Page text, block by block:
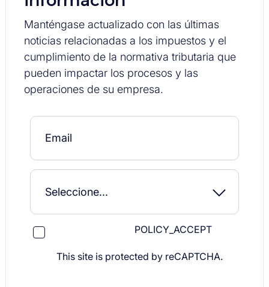
Manténgase actualizado con las últimas
noticias relacionadas a los impuestos y el
cumplimiento de la normativa tributaria que
pueden impactar los procesos y las
operaciones de su empresa.
POLICY_ACCEPT
This site is protected by reCAPTCHA.